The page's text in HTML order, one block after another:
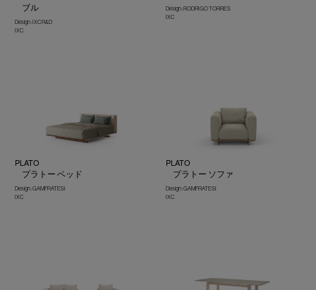
ブル
Design : IXC R&D
IXC
Design : RODRIGO TORRES
IXC
PLATO
プラトー ベッド
Design : GAMFRATESI
IXC
PLATO
プラトー ソファ
Design : GAMFRATESI
IXC